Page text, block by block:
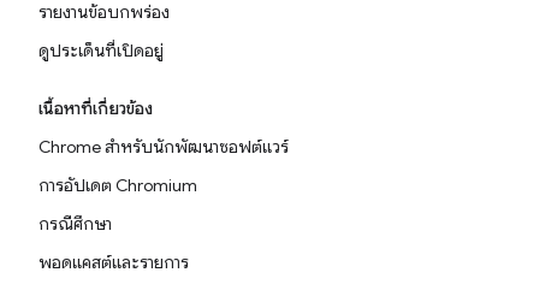
รายงานข้อบกพร่อง
ดูประเด็นที่เปิดอยู่
เนื้อหาที่เกี่ยวข้อง
Chrome สำหรับนักพัฒนาซอฟต์แวร์
การอัปเดต Chromium
กรณีศึกษา
พอดแคสต์และรายการ